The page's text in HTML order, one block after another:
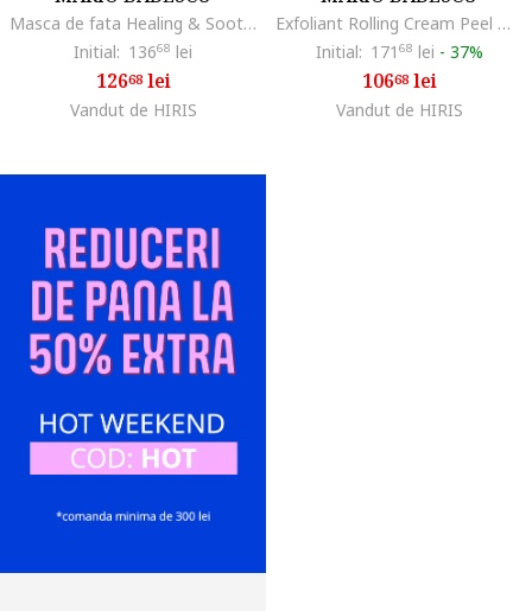
Masca de fata Healing & Soothing Mask tratament anti-acneic, 56 gr
Initial: 13668 lei
12668lei
Vandut de HIRIS
Exfoliant Rolling Cream Peel With A.H.A. 73ml
Initial: 171 68 lei - 37%
10668lei
Vandut de HIRIS